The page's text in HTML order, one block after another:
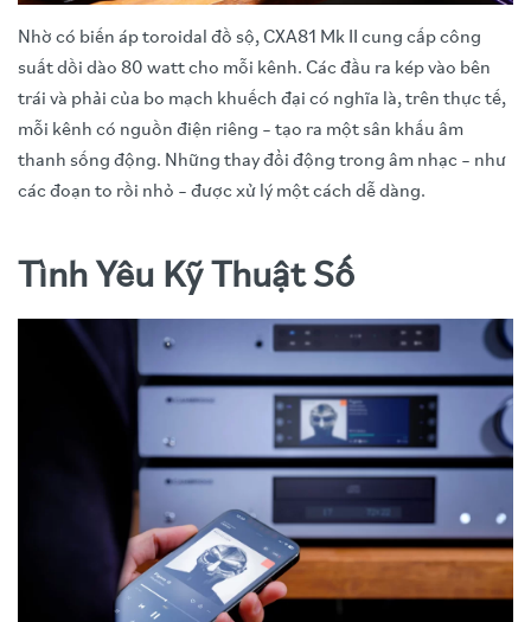
Nhờ có biến áp toroidal đồ sộ, CXA81 Mk II cung cấp công
suất dồi dào 80 watt cho mỗi kênh. Các đầu ra kép vào bên
trái và phải của bo mạch khuếch đại có nghĩa là, trên thực tế,
mỗi kênh có nguồn điện riêng – tạo ra một sân khấu âm
thanh sống động. Những thay đổi động trong âm nhạc – như
các đoạn to rồi nhỏ – được xử lý một cách dễ dàng.
Tình Yêu Kỹ Thuật Số